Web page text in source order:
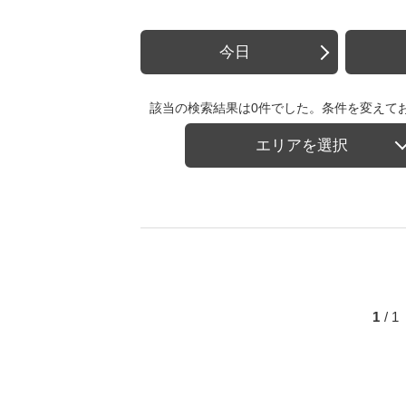
今日
該当の検索結果は0件でした。条件を変えて
エリアを選択
1 / 1